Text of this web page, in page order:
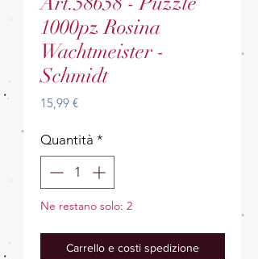
1000pz Rosina
Wachtmeister -
Schmidt
15,99 €Prezzo
Quantità *
Ne restano solo: 2
Carrello e costi spedizione